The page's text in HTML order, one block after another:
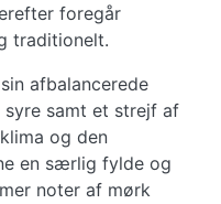
foregår
traditionelt.
afbalancerede
samt et strejf af
og den
en særlig fylde og
noter af mørk